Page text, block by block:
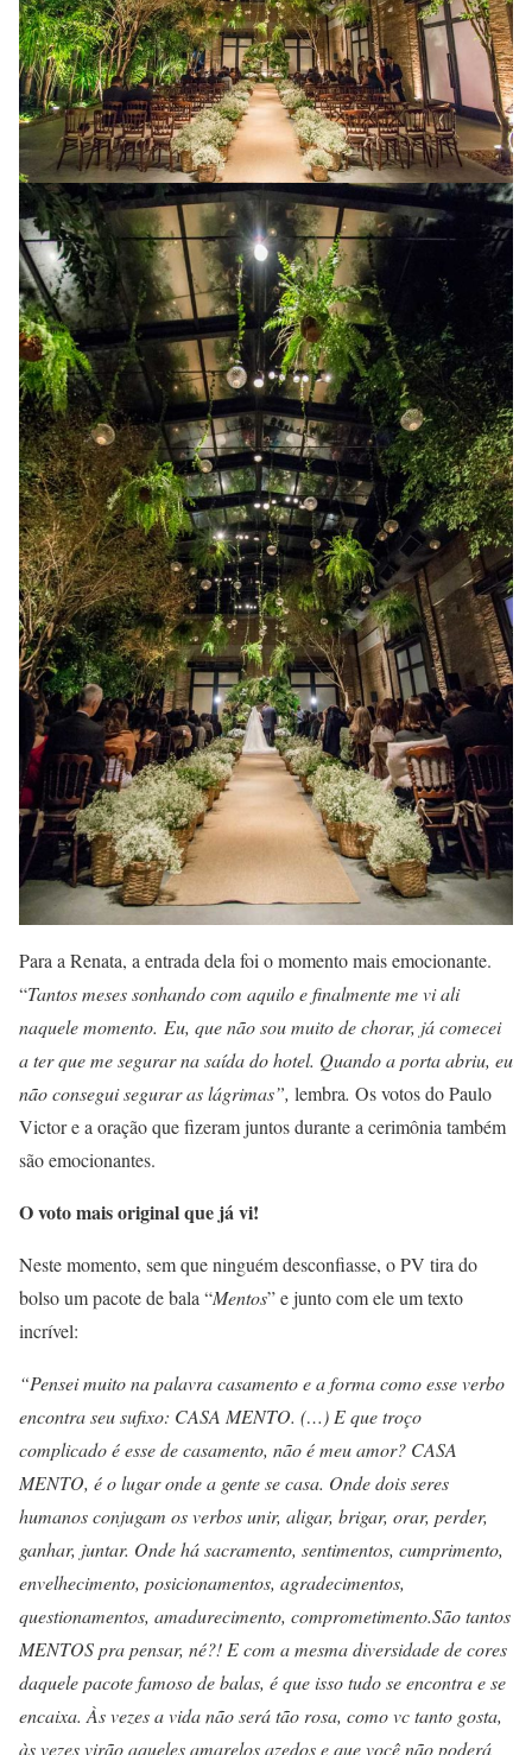
Para a Renata, a entrada dela foi o momento mais emocionante.
“Tantos meses sonhando com aquilo e finalmente me vi ali
naquele momento. Eu, que não sou muito de chorar, já comecei
a ter que me segurar na saída do hotel. Quando a porta abriu, eu
não consegui segurar as lágrimas”, lembra. Os votos do Paulo
Victor e a oração que fizeram juntos durante a cerimônia também
são emocionantes.
O voto mais original que já vi!
Neste momento, sem que ninguém desconfiasse, o PV tira do
bolso um pacote de bala “Mentos” e junto com ele um texto
incrível:
“Pensei muito na palavra casamento e a forma como esse verbo
encontra seu sufixo: CASA MENTO. (…) E que troço
complicado é esse de casamento, não é meu amor? CASA
MENTO, é o lugar onde a gente se casa. Onde dois seres
humanos conjugam os verbos unir, aligar, brigar, orar, perder,
ganhar, juntar. Onde há sacramento, sentimentos, cumprimento,
envelhecimento, posicionamentos, agradecimentos,
questionamentos, amadurecimento, comprometimento.São tantos
MENTOS pra pensar, né?! E com a mesma diversidade de cores
daquele pacote famoso de balas, é que isso tudo se encontra e se
encaixa. Às vezes a vida não será tão rosa, como vc tanto gosta,
às vezes virão aqueles amarelos azedos e que você não poderá